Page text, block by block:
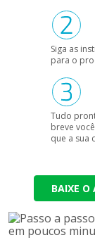
Siga as
para o
Tudo
breve
que a sua
BAIXE O